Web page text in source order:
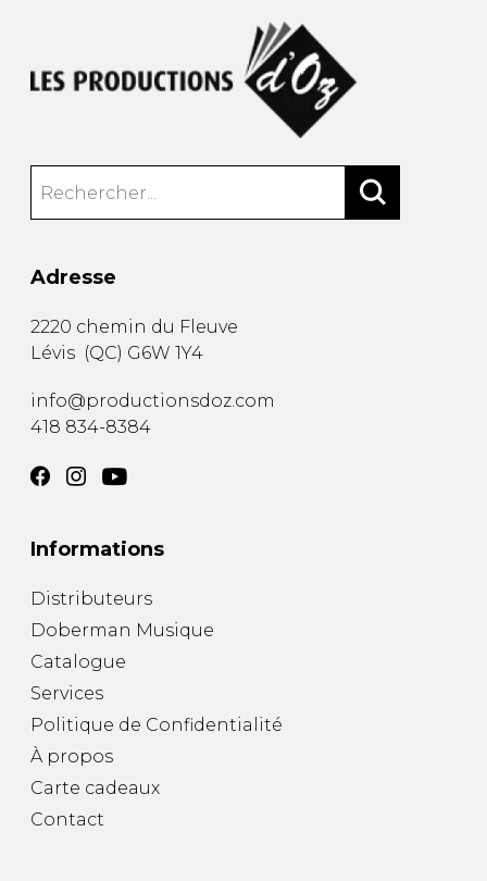
Adresse
2220 chemin du Fleuve
Lévis (QC) G6W 1Y4
info@productionsdoz.com
418 834-8384
Informations
Distributeurs
Doberman Musique
Catalogue
Services
Politique de Confidentialité
À propos
Carte cadeaux
Contact